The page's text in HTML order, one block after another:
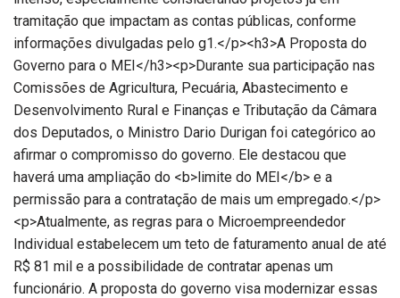
tramitação que impactam as contas públicas, conforme
informações divulgadas pelo g1.</p><h3>A Proposta do
Governo para o MEI</h3><p>Durante sua participação nas
Comissões de Agricultura, Pecuária, Abastecimento e
Desenvolvimento Rural e Finanças e Tributação da Câmara
dos Deputados, o Ministro Dario Durigan foi categórico ao
afirmar o compromisso do governo. Ele destacou que
haverá uma ampliação do <b>limite do MEI</b> e a
permissão para a contratação de mais um empregado.</p>
<p>Atualmente, as regras para o Microempreendedor
Individual estabelecem um teto de faturamento anual de até
R$ 81 mil e a possibilidade de contratar apenas um
funcionário. A proposta do governo visa modernizar essas